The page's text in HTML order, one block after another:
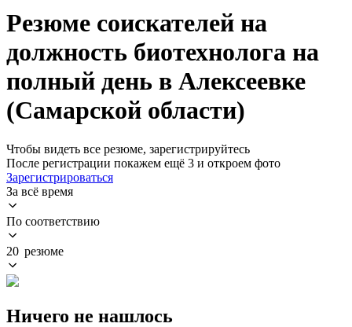
Резюме соискателей на
должность биотехнолога на
полный день в Алексеевке
(Самарской области)
Чтобы видеть все резюме, зарегистрируйтесь
После регистрации покажем ещё 3 и откроем фото
Зарегистрироваться
За всё время
По соответствию
20 резюме
Ничего не нашлось